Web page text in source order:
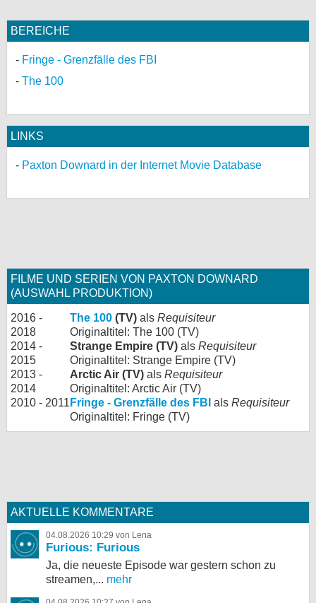
BEREICHE
Fringe - Grenzfälle des FBI
The 100
LINKS
Paxton Downard in der Internet Movie Database
FILME UND SERIEN VON PAXTON DOWNARD
(AUSWAHL PRODUKTION)
2016 -
2018
The 100 (TV) als Requisiteur
Originaltitel: The 100 (TV)
2014 -
2015
Strange Empire (TV) als Requisiteur
Originaltitel: Strange Empire (TV)
2013 -
2014
Arctic Air (TV) als Requisiteur
Originaltitel: Arctic Air (TV)
2010 - 2011 Fringe - Grenzfälle des FBI als Requisiteur
Originaltitel: Fringe (TV)
AKTUELLE KOMMENTARE
04.08.2026 10:29 von Lena
Furious: Furious
Ja, die neueste Episode war gestern schon zu
streamen,... mehr
bei Facebook
Kontakt
Datenschutz